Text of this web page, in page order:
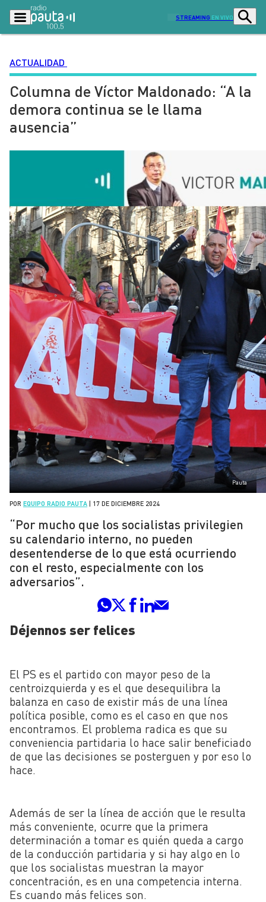
STREAMING EN VIVO
Podcasts Programas
Lo Último
Ciudad
Deportes
Entretención y Cultura Opinión
Dato en Pauta Señal 2
Contenido Patrocinado
ACTUALIDAD
Columna de Víctor Maldonado: “A la
demora continua se le llama
ausencia”
Pauta
POR EQUIPO RADIO PAUTA 17 DE DICIEMBRE 2024
“Por mucho que los socialistas privilegien
su calendario interno, no pueden
desentenderse de lo que está ocurriendo
con el resto, especialmente con los
adversarios”.
Déjennos ser felices
El PS es el partido con mayor peso de la
centroizquierda y es el que desequilibra la
balanza en caso de existir más de una línea
política posible, como es el caso en que nos
encontramos. El problema radica es que su
conveniencia partidaria lo hace salir beneficiado
de que las decisiones se posterguen y por eso lo
hace.
Además de ser la línea de acción que le resulta
más conveniente, ocurre que la primera
determinación a tomar es quién queda a cargo
de la conducción partidaria y si hay algo en lo
que los socialistas muestran la mayor
concentración, es en una competencia interna.
Es cuando más felices son.